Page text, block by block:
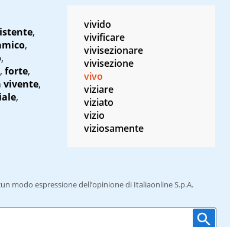
,
,
,
, forte,
vivente,
,
vivido
vivificare
vivisezionare
vivisezione
vivo
viziare
viziato
vizio
viziosamente
modo espressione dell’opinione di Italiaonline S.p.A.